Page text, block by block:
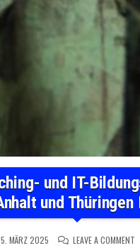
und IT-
und Thüringen
MÄRZ 2025 LEAVE A COMMENT